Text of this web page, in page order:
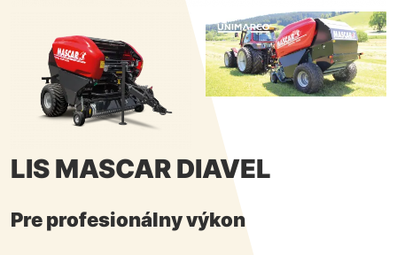
LIS MASCAR DIAVEL
Pre profesionálny výkon